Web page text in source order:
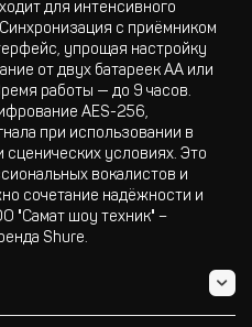
для интенсивного
с приёмником
упрощая настройку
от двух батареек AA или
работы — до 9 часов.
AES-256,
при использовании в
условиях. Это
вокалистов и
сочетание надёжности и
"Самат шоу техник" –
Shure.